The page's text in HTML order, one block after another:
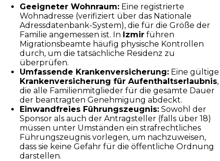
Geeigneter Wohnraum: Eine registrierte
Wohnadresse (verifiziert über das Nationale
Adressdatenbank-System), die für die Größe der
Familie angemessen ist. In Izmir führen
Migrationsbeamte häufig physische Kontrollen
durch, um die tatsächliche Residenz zu
überprüfen.
Umfassende Krankenversicherung: Eine gültige
Krankenversicherung für Aufenthaltserlaubnis,
die alle Familienmitglieder für die gesamte Dauer
der beantragten Genehmigung abdeckt.
Einwandfreies Führungszeugnis: Sowohl der
Sponsor als auch der Antragsteller (falls über 18)
müssen unter Umständen ein strafrechtliches
Führungszeugnis vorlegen, um nachzuweisen,
dass sie keine Gefahr für die öffentliche Ordnung
darstellen.